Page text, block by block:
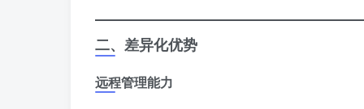
二、差异化优势
远程管理能力